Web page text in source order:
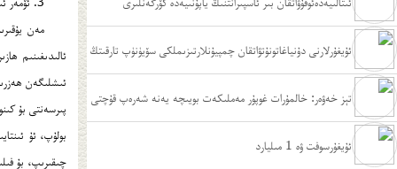
ئۇيغۇرلارنى دۇنياغاتونۇتۋاتقان چمپيۇنلارتىزىملكى سۆيۈنۈپ تارقىتڭ
تېز خەۋەر: خالمۇرات غوپۇر مەملىكەت بويىچە يەنە شەرەپ قۇچتى
ئۇيغۇرسوفت ۋە 1 مىليارد
بولۇپ، ئۇ
چىقىرىپ، بۇ